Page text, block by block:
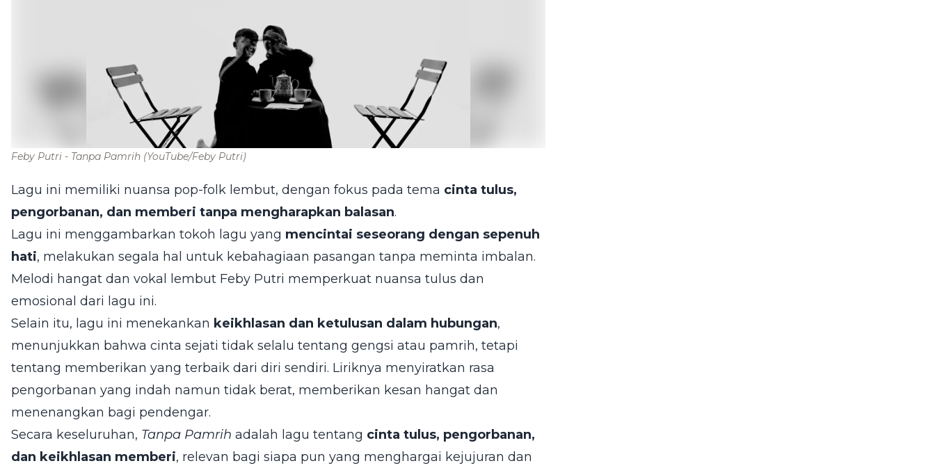
Feby Putri - Tanpa Pamrih (YouTube/Feby Putri)
Lagu ini memiliki nuansa pop-folk lembut, dengan fokus pada tema cinta tulus,
pengorbanan, dan memberi tanpa mengharapkan balasan.
Lagu ini menggambarkan tokoh lagu yang mencintai seseorang dengan sepenuh
hati, melakukan segala hal untuk kebahagiaan pasangan tanpa meminta imbalan.
Melodi hangat dan vokal lembut Feby Putri memperkuat nuansa tulus dan
emosional dari lagu ini.
Selain itu, lagu ini menekankan keikhlasan dan ketulusan dalam hubungan,
menunjukkan bahwa cinta sejati tidak selalu tentang gengsi atau pamrih, tetapi
tentang memberikan yang terbaik dari diri sendiri. Liriknya menyiratkan rasa
pengorbanan yang indah namun tidak berat, memberikan kesan hangat dan
menenangkan bagi pendengar.
Secara keseluruhan, Tanpa Pamrih adalah lagu tentang cinta tulus, pengorbanan,
dan keikhlasan memberi, relevan bagi siapa pun yang menghargai kejujuran dan